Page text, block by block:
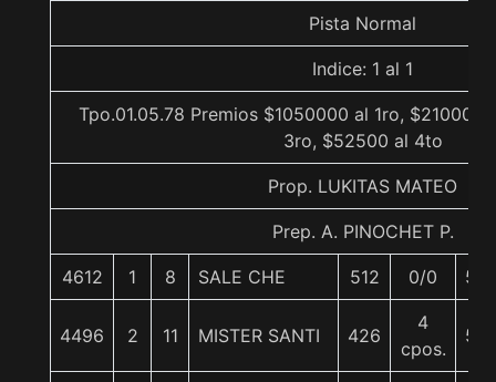
Pista Normal
Indice: 1 al 1
Tpo.01.05.78 Premios $1050000 al 1ro, $210000
3ro, $52500 al 4to
Prop. LUKITAS MATEO
Prep. A. PINOCHET P.
4612 1 8 SALE CHE 512 0/0 56
4496 2 11 MISTER SANTI 426
4
cpos.
56